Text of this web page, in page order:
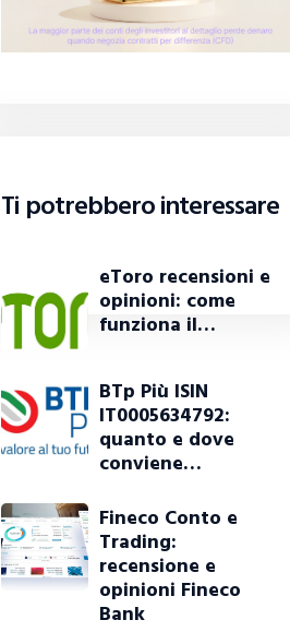
Ti potrebbero interessare
eToro recensioni e
opinioni: come
funziona il…
BTp Più ISIN
IT0005634792:
quanto e dove
conviene…
Fineco Conto e
Trading:
recensione e
opinioni Fineco
Bank